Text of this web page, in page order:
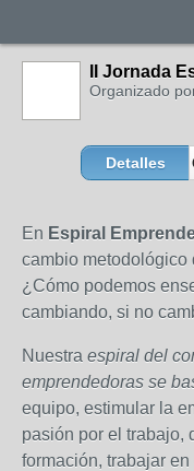
II Jornada
Organizado
Detalles
En Espiral
cambio metodológico
¿Cómo podemos
cambiando, si no
Nuestra espiral del
emprendedoras se
equipo, estimular la
pasión por el trabajo,
formación, trabajar